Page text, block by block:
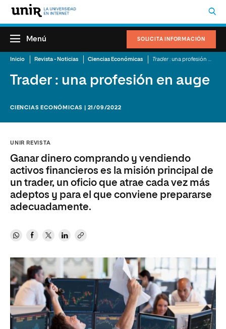
SOLICITA INFORMACIÓN
Menú
Inicio Revista - Noticias Ciencias Económicas Trader: una profesión en auge
Trader : una profesión en auge
CIENCIAS ECONÓMICAS | 21/09/2022
UNIR REVISTA
Ganar dinero comprando y vendiendo
activos financieros es la misión principal de
un trader, un oficio que atrae cada vez más
adeptos y para el que conviene prepararse
adecuadamente.